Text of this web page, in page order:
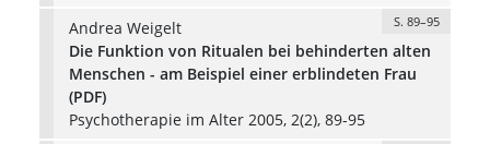
Andrea Weigelt
S. 89–95
Die Funktion von Ritualen bei behinderten alten
Menschen - am Beispiel einer erblindeten Frau
(PDF)
Psychotherapie im Alter 2005, 2(2), 89-95